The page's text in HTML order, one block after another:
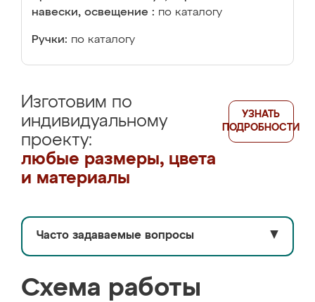
навески, освещение : по каталогу
Ручки: по каталогу
Изготовим по
индивидуальному
проекту:
любые размеры, цвета
и материалы
УЗНАТЬ
ПОДРОБНОСТИ
Часто задаваемые вопросы ▼
Схема работы